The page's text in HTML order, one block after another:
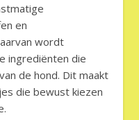
en
wordt
ingrediënten die
de hond. Dit maakt
die bewust kiezen